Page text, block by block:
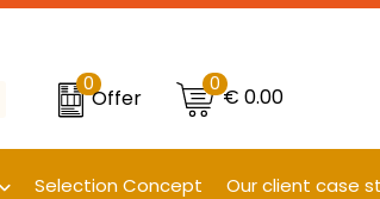
0
Offer
0€ 0.00
Selection Concept Our client case